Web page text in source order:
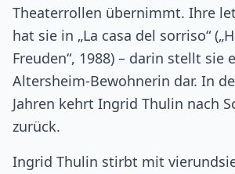
Theaterrollen übernimmt. Ihre
hat sie in „La casa del sorriso“
Freuden“, 1988) – darin stellt sie
Altersheim-Bewohnerin dar. In
Jahren kehrt Ingrid Thulin nach
zurück.
Ingrid Thulin stirbt mit